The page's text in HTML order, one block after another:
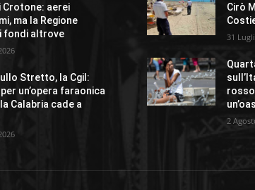
Crotone: aerei
ma la Regione
fondi altrove
Stretto, la Cgil:
un’opera faraonica
Calabria cade a
Cirò
31
2